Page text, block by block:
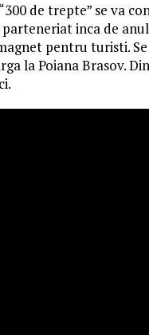
de trepte” se va
inca de
pentru turisti.
la Poiana Brasov.